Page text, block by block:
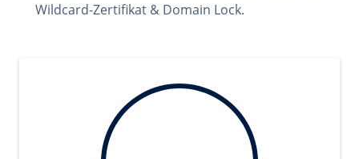
Wildcard-Zertifikat & Domain Lock.